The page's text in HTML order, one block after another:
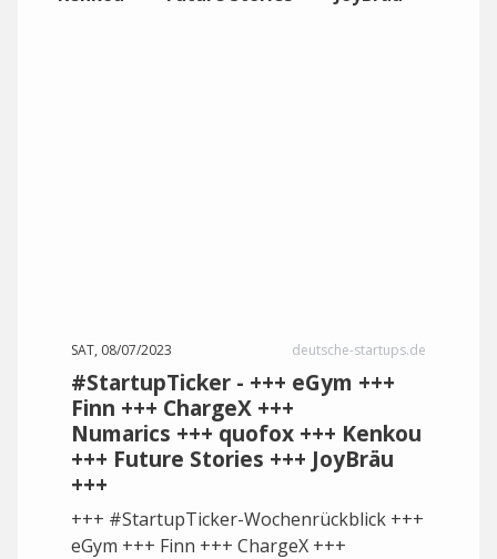
SAT, 08/07/2023 deutsche-startups.de
#StartupTicker - +++ eGym +++
Finn +++ ChargeX +++
Numarics +++ quofox +++ Kenkou
+++ Future Stories +++ JoyBräu
+++
+++ #StartupTicker-Wochenrückblick +++
eGym +++ Finn +++ ChargeX +++